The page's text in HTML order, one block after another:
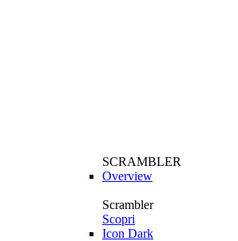
SCRAMBLER
Overview
Scrambler
Scopri
Icon Dark